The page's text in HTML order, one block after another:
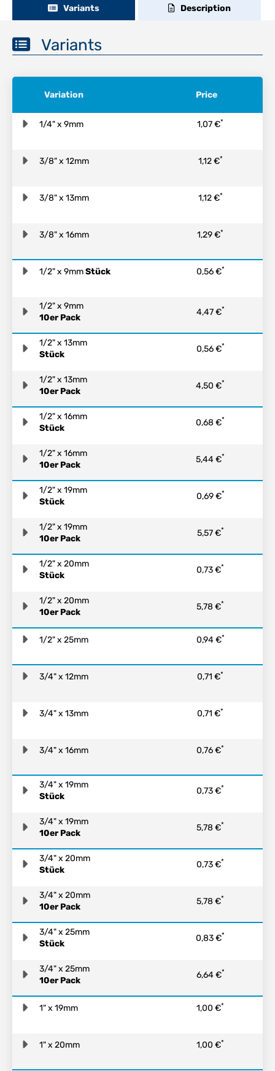
Variants Description
Variants
Variation Price
1/4" x 9mm 1,07 €*
3/8" x 12mm 1,12 €*
3/8" x 13mm 1,12 €*
3/8" x 16mm 1,29 €*
1/2" x 9mmStück 0,56 €*
1/2" x 9mm
10er Pack
4,47 €*
1/2" x 13mm
Stück
0,56 €*
1/2" x 13mm
10er Pack
4,50 €*
1/2" x 16mm
Stück
0,68 €*
1/2" x 16mm
10er Pack
5,44 €*
1/2" x 19mm
Stück
0,69 €*
1/2" x 19mm
10er Pack
5,57 €*
1/2" x 20mm
Stück
0,73 €*
1/2" x 20mm
10er Pack
5,78 €*
1/2" x 25mm 0,94 €*
3/4" x 12mm 0,71 €*
3/4" x 13mm 0,71 €*
3/4" x 16mm 0,76 €*
3/4" x 19mm
Stück
0,73 €*
3/4" x 19mm
10er Pack
5,78 €*
3/4" x 20mm
Stück
0,73 €*
3/4" x 20mm
10er Pack
5,78 €*
3/4" x 25mm
Stück
0,83 €*
3/4" x 25mm
10er Pack
6,64 €*
1" x 19mm 1,00 €*
1" x 20mm 1,00 €*